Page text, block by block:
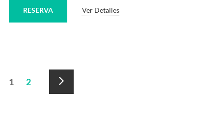
Ver Detalles
RESERVA
Paginación
1 2